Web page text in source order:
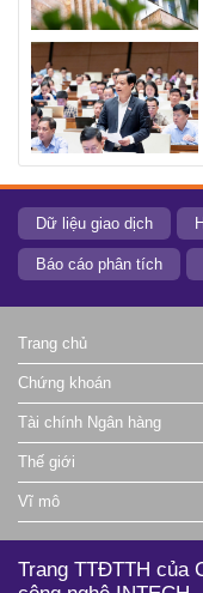
Dữ liệu giao dịch
Báo cáo phân tích
Trang chủ
Chứng khoán
Tài chính Ngân hàng
Thế giới
Vĩ mô
Trang TTĐTTH của